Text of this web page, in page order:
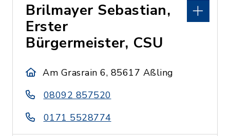
Brilmayer Sebastian,
Erster
Bürgermeister, CSU
Am Grasrain 6, 85617 Aßling
08092 857520
0171 5528774